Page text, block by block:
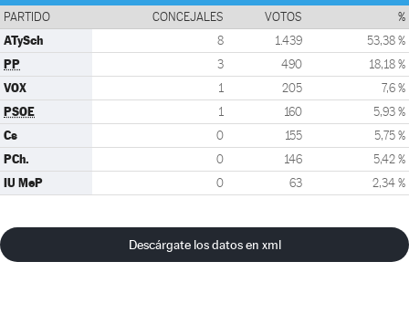
PARTIDO CONCEJALES VOTOS %
ATySch 8 1.439 53,38 %
PP 3 490 18,18 %
VOX 1 205 7,6 %
PSOE 1 160 5,93 %
Cs 0 155 5,75 %
PCh. 0 146 5,42 %
IU MeP 0 63 2,34 %
Descárgate los datos en xml